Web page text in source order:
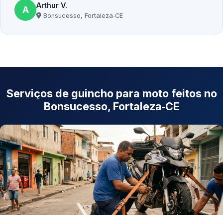
A Arthur V.
Bonsucesso, Fortaleza‑CE
Serviços de guincho para moto feitos no
Bonsucesso, Fortaleza‑CE